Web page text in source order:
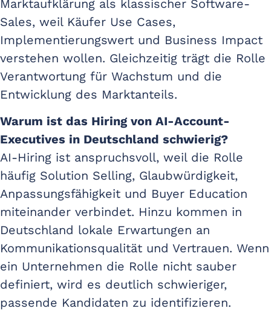
Marktaufklärung als klassischer Software-
Sales, weil Käufer Use Cases,
Implementierungswert und Business Impact
verstehen wollen. Gleichzeitig trägt die Rolle
Verantwortung für Wachstum und die
Entwicklung des Marktanteils.
Warum ist das Hiring von AI-Account-
Executives in Deutschland schwierig?
AI-Hiring ist anspruchsvoll, weil die Rolle
häufig Solution Selling, Glaubwürdigkeit,
Anpassungsfähigkeit und Buyer Education
miteinander verbindet. Hinzu kommen in
Deutschland lokale Erwartungen an
Kommunikationsqualität und Vertrauen. Wenn
ein Unternehmen die Rolle nicht sauber
definiert, wird es deutlich schwieriger,
passende Kandidaten zu identifizieren.